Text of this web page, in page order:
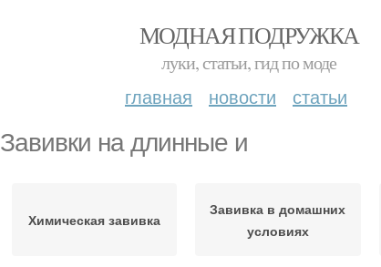
МОДНАЯ ПОДРУЖКА
луки, статьи, гид по моде
главная новости статьи
Завивки на длинные и
Химическая завивка
Завивка в домашних
условиях